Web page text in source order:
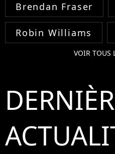
Brendan Fraser
Robin Williams
VOIR TOUS